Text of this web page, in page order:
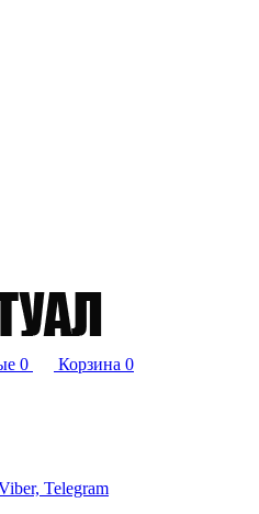
0 Корзина 0
Telegram